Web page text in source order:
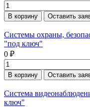
В корзину Оставить
Системы охраны,
"под ключ"
0 ₽
В корзину Оставить
Система
ключ"